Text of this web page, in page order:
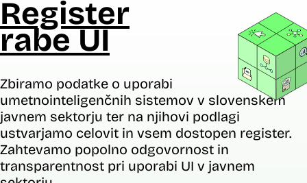
Register
rabe UI
Zbiramo podatke o uporabi
umetnointeligenčnih sistemov v slovenskem
javnem sektorju ter na njihovi podlagi
ustvarjamo celovit in vsem dostopen register.
Zahtevamo popolno odgovornost in
transparentnost pri uporabi UI v javnem